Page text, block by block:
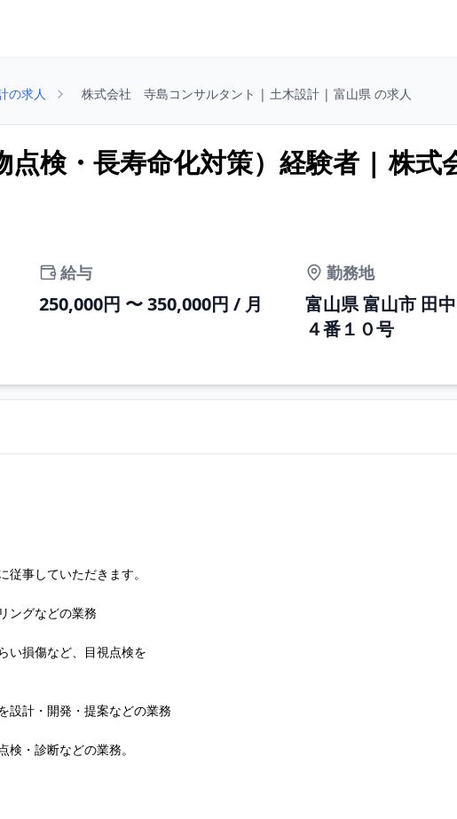
の求人 株式会社 寺島コンサルタント | 土木設計 | 富山県 の求人
点検・長寿命化対策）経験者 | 株
給与
250,000円 〜 350,000円 / 月
勤務地
富山県 富山市 田
４番１０号
事していただきます。
ングなどの業務
い損傷など、目視点検を
設計・開発・提案などの業務
・診断などの業務。